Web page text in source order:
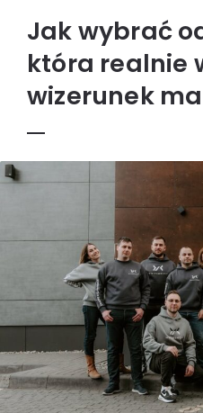
Jak wybrać
która realnie
wizerunek